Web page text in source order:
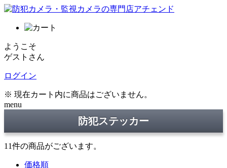
ようこそ
ゲストさん
ログイン
※ 現在カート内に商品はございません。
menu
防犯ステッカー
11件の商品がございます。
価格順